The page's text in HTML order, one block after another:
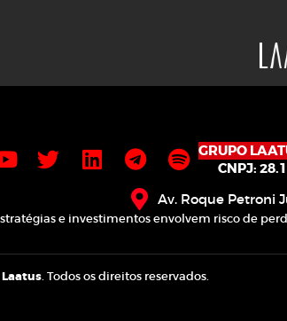
GRUPO
CNPJ:
Av. Roque Petroni
e investimentos envolvem risco de
. Todos os direitos reservados.